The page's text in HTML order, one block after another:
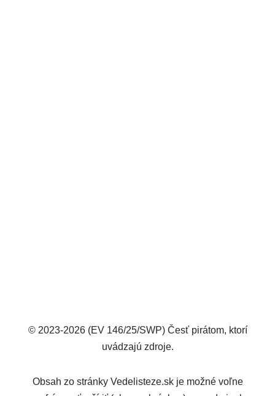
© 2023-2026 (EV 146/25/SWP) Česť pirátom, ktorí
uvádzajú zdroje.
Obsah zo stránky Vedelisteze.sk je možné voľne